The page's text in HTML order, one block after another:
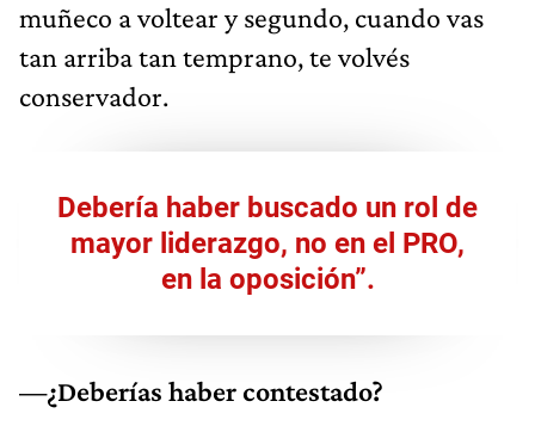
muñeco a voltear y segundo, cuando vas
tan arriba tan temprano, te volvés
conservador.
Debería haber buscado un rol de
mayor liderazgo, no en el PRO,
en la oposición”.
—¿Deberías haber contestado?